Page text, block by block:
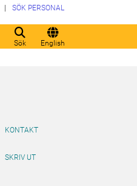
Sök English
SÖK PERSONAL
KONTAKT
SKRIV UT